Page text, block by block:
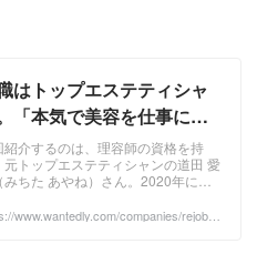
はトップエステティシャ
「本気で美容を仕事にし
」を叶え続ける営業担当
田 愛衣さん。 | 私がリジ
に入社した理由
紹介するのは、理容師の資格を持
元トップエステティシャンの道田 愛
みちた あやね）さん。2020年にリ
職として、首都圏の美容室やエステ
www.wantedly.com/companies/rejob/p
367847